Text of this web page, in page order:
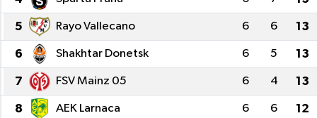
5 Rayo Vallecano 6 6 13
6 Shakhtar Donetsk 6 5 13
7 FSV Mainz 05 6 4 13
8 AEK Larnaca 6 6 12
Son Dakika Haberleri
Haber Arşivi